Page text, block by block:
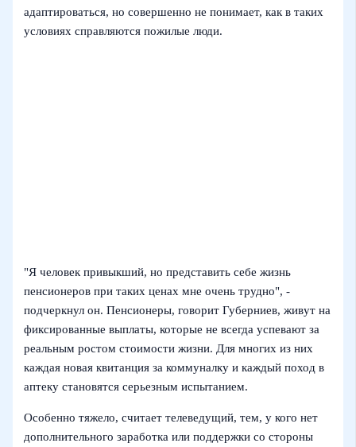
адаптироваться, но совершенно не понимает, как в таких
условиях справляются пожилые люди.
"Я человек привыкший, но представить себе жизнь
пенсионеров при таких ценах мне очень трудно", -
подчеркнул он. Пенсионеры, говорит Губерниев, живут на
фиксированные выплаты, которые не всегда успевают за
реальным ростом стоимости жизни. Для многих из них
каждая новая квитанция за коммуналку и каждый поход в
аптеку становятся серьезным испытанием.
Особенно тяжело, считает телеведущий, тем, у кого нет
дополнительного заработка или поддержки со стороны